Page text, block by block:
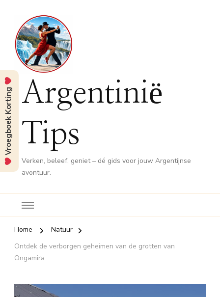
Argentinië
Tips
Verken, beleef, geniet – dé gids voor jouw Argentijnse
avontuur.
Home
Natuur
Ontdek de verborgen geheimen van de grotten van
Ongamira
Vroegboek Korting